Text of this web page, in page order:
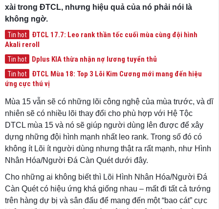
xài trong ĐTCL, nhưng hiệu quả của nó phải nói là
không ngờ.
Tin hot
ĐTCL 17.7: Leo rank thần tốc cuối mùa cùng đội hình
Akali reroll
Tin hot Dplus KIA thừa nhận nợ lương tuyển thủ
Tin hot
ĐTCL Mùa 18: Top 3 Lõi Kim Cương mới mang đến hiệu
ứng cực thú vị
Mùa 15 vẫn sẽ có những lõi công nghệ của mùa trước, và dĩ
nhiên sẽ có nhiều lõi thay đổi cho phù hợp với Hệ Tộc
DTCL mùa 15 và nó sẽ giúp người dùng lên được để xây
dựng những đội hình mạnh nhất leo rank. Trong số đó có
không ít Lõi ít người dùng nhưng thật ra rất mạnh, như Hình
Nhân Hóa/Người Đá Càn Quét dưới đây.
Cho những ai không biết thì Lõi Hình Nhân Hóa/Người Đá
Càn Quét có hiệu ứng khá giống nhau – mất đi tất cả tướng
trên hàng dự bị và sân đấu để mang đến một “bao cát” cực